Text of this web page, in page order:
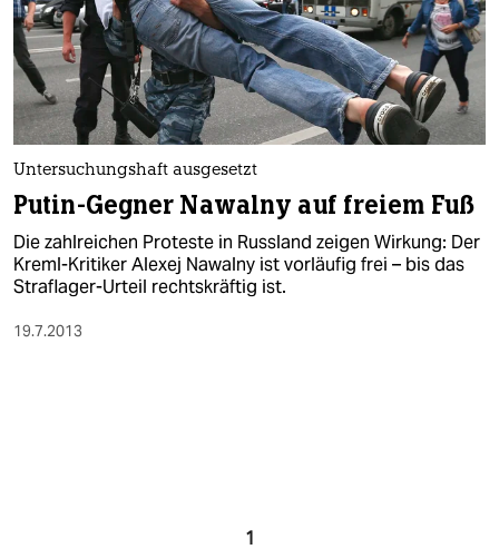
Untersuchungshaft ausgesetzt
Putin-Gegner Nawalny auf freiem Fuß
Die zahlreichen Proteste in Russland zeigen Wirkung: Der
Kreml-Kritiker Alexej Nawalny ist vorläufig frei – bis das
Straflager-Urteil rechtskräftig ist.
19.7.2013
1